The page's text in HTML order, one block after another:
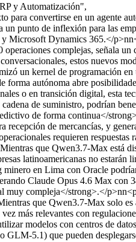
y Automatización",
convertirse en un agente
punto de inflexión para las
Microsoft Dynamics 365.</
complejas, señala
estos nuevos
un kernel de programación
forma autónoma abre
o en transición digital, esta
de suministro, podrían
de forma continua</
recepción de mercancías, y
requieren
que Qwen3.7-Max
latinoamericanas no
en Lima con Oracle
Claude Opus 4.6 Max
compleja</strong>.</
que Qwen3.7-Max solo
más relevantes con
modelos con centros de
5.1) que pueden